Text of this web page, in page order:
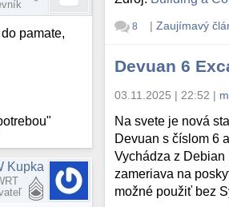
pamate,
Kupka
8 | Zaujímavý
Devuan 6
03.11.2025 | 22:52 |
Na svete je nová
Devuan s číslom 6
Vychádza z Debian
zameriava na
možné použiť bez